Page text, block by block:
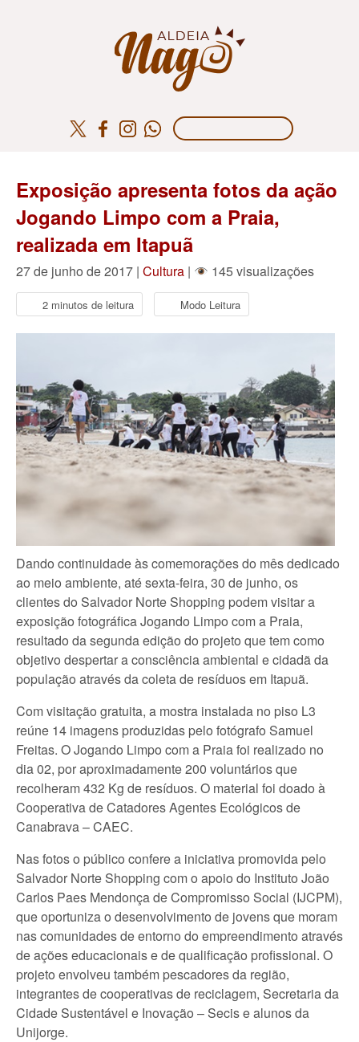
Exposição apresenta fotos da ação
Jogando Limpo com a Praia,
realizada em Itapuã
27 de junho de 2017 | Cultura | 145 visualizações
2 minutos de leitura Modo Leitura
Dando continuidade às comemorações do mês dedicado
ao meio ambiente, até sexta-feira, 30 de junho, os
clientes do Salvador Norte Shopping podem visitar a
exposição fotográfica Jogando Limpo com a Praia,
resultado da segunda edição do projeto que tem como
objetivo despertar a consciência ambiental e cidadã da
população através da coleta de resíduos em Itapuã.
Com visitação gratuita, a mostra instalada no piso L3
reúne 14 imagens produzidas pelo fotógrafo Samuel
Freitas. O Jogando Limpo com a Praia foi realizado no
dia 02, por aproximadamente 200 voluntários que
recolheram 432 Kg de resíduos. O material foi doado à
Cooperativa de Catadores Agentes Ecológicos de
Canabrava – CAEC.
Nas fotos o público confere a iniciativa promovida pelo
Salvador Norte Shopping com o apoio do Instituto João
Carlos Paes Mendonça de Compromisso Social (IJCPM),
que oportuniza o desenvolvimento de jovens que moram
nas comunidades de entorno do empreendimento através
de ações educacionais e de qualificação profissional. O
projeto envolveu também pescadores da região,
integrantes de cooperativas de reciclagem, Secretaria da
Cidade Sustentável e Inovação – Secis e alunos da
Unijorge.